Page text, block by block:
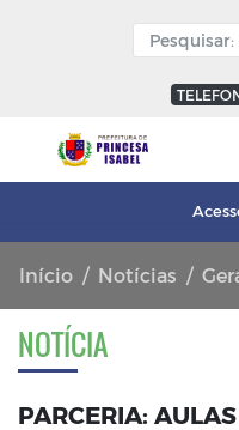
Início Notícias
NOTÍCIA
PARCERIA: